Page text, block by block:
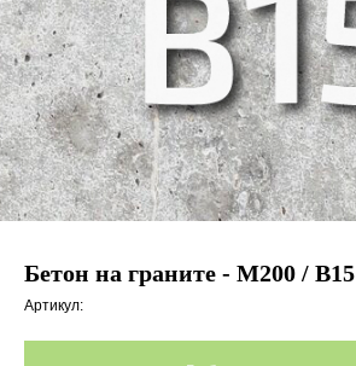
Бетон на граните - М200 / B15
Артикул: